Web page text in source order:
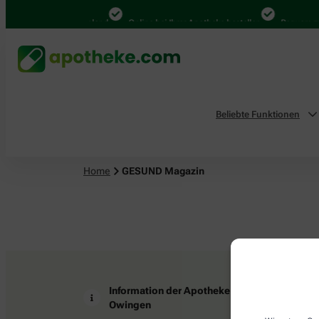
4.000 Mal in Deutschland Online bei Ihrer Apotheke bestellen Bequem
Beliebte Funktionen
Home GESUND Magazin
Information der Apotheke
Owingen